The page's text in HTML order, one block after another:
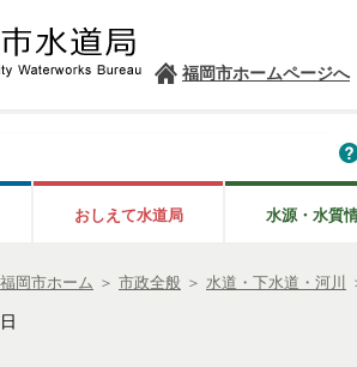
福岡市ホームページへ
おしえて水道局 水源・水質
福岡市ホーム ＞ 市政全般 ＞ 水道・下水道・河川